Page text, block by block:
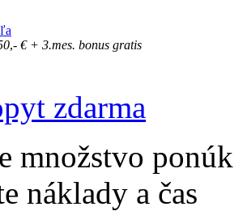
,- € + 3.mes. bonus gratis
zdarma
množstvo ponúk
náklady a čas